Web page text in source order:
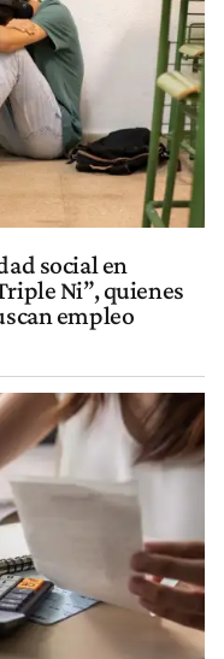
social en
Ni”, quienes
empleo